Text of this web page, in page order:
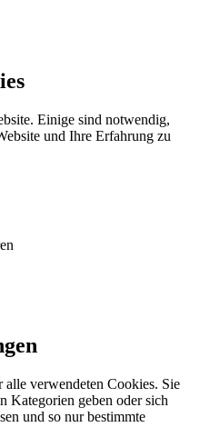
Einige sind notwendig,
und Ihre Erfahrung zu
verwendeten Cookies. Sie
Kategorien geben oder sich
und so nur bestimmte